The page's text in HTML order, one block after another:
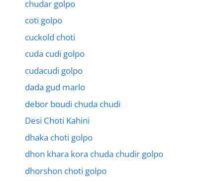
chudar golpo
coti golpo
cuckold choti
cuda cudi golpo
cudacudi golpo
dada gud marlo
debor boudi chuda chudi
Desi Choti Kahini
dhaka choti golpo
dhon khara kora chuda chudir golpo
dhorshon choti golpo